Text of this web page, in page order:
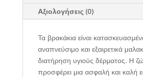
Αξιολογήσεις (0)
Τα βρακάκια είναι
αναπνεύσιμο και εξαιρετικά
διατήρηση υγιούς δέρματος. Η
προσφέρει μια ασφαλή και καλή